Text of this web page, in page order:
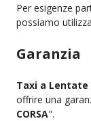
Per esigenze
possiamo
Garanzia
Taxi a Lentate
offrire una
CORSA".